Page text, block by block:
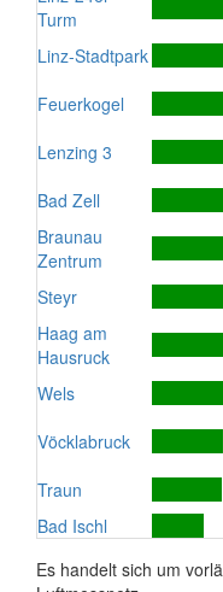
Turm
Linz-Stadtpark
Feuerkogel
Lenzing 3
Bad Zell
Braunau
Zentrum
Steyr
Haag am
Hausruck
Wels
Vöcklabruck
Traun
Bad Ischl
Es handelt sich um